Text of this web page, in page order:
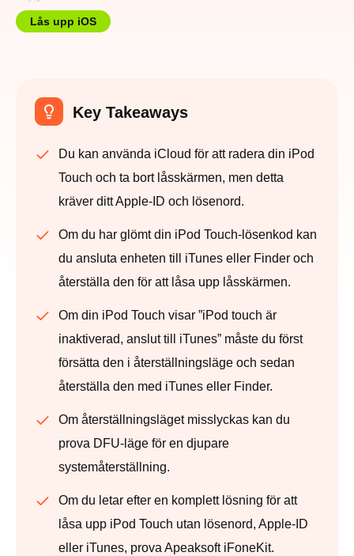
Lås upp iOS
Key Takeaways
Du kan använda iCloud för att radera din iPod
Touch och ta bort låsskärmen, men detta
kräver ditt Apple-ID och lösenord.
Om du har glömt din iPod Touch-lösenkod kan
du ansluta enheten till iTunes eller Finder och
återställa den för att låsa upp låsskärmen.
Om din iPod Touch visar ”iPod touch är
inaktiverad, anslut till iTunes” måste du först
försätta den i återställningsläge och sedan
återställa den med iTunes eller Finder.
Om återställningsläget misslyckas kan du
prova DFU-läge för en djupare
systemåterställning.
Om du letar efter en komplett lösning för att
låsa upp iPod Touch utan lösenord, Apple-ID
eller iTunes, prova Apeaksoft iFoneKit.